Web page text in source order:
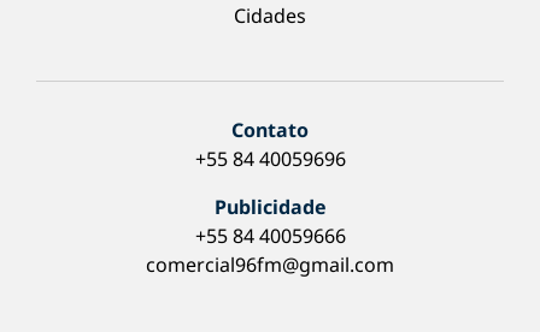
Cidades
Contato
+55 84 40059696
Publicidade
+55 84 40059666
comercial96fm@gmail.com